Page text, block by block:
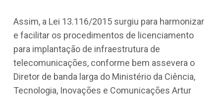
Assim, a Lei 13.116/2015 surgiu para harmonizar
e facilitar os procedimentos de licenciamento
para implantação de infraestrutura de
telecomunicações, conforme bem assevera o
Diretor de banda larga do Ministério da Ciência,
Tecnologia, Inovações e Comunicações Artur